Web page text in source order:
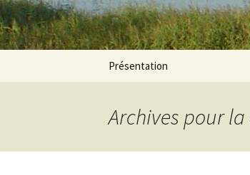
principal
Présentation
Archives pour